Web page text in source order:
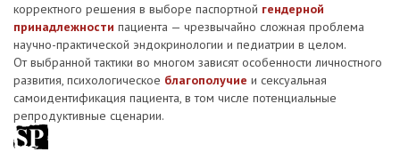
корректного решения в выборе паспортной гендерной
принадлежности пациента — чрезвычайно сложная проблема
научно-практической эндокринологии и педиатрии в целом.
От выбранной тактики во многом зависят особенности личностного
развития, психологическое благополучие и сексуальная
самоидентификация пациента, в том числе потенциальные
репродуктивные сценарии.